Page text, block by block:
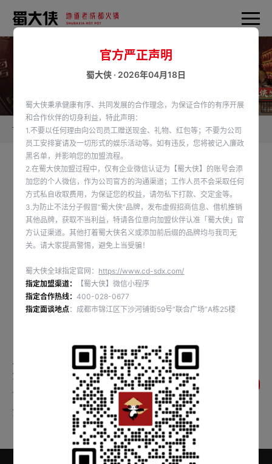
首页 蜀大侠新闻
👋你好！我是奥特曼！正在和敌人战斗，快没能量
了
发布时间：2024-10-22
正在和敌人战斗，快没能量了
🍲急需一顿火锅外卖补充碳水
胜利后，我请你来光之国做客
上一条：金秋新品，蜀大侠上新了一盘“黄
金”！
下一条：河北火锅店速回本技巧:门店运营的心
法
官方严正声明
蜀大侠 · 2026年04月18日
蜀大侠秉承健康有序、共同发展的合作理念，为保证合作的有序开展
和合作伙伴的切身利益，特此声明：
1.不要以任何理由向公司员工赠送现金、礼物、红包等；不要为公司
员工安排宴请及一切形式的娱乐活动等。如有违反，您将被记入廉政
黑名单，并影响您的加盟流程。
2.在蜀大侠加盟过程中，仅有企业微信认证为【蜀大侠】的账号会添
加您的个人微信，作为公司官方的沟通渠道；工作人员不会采取任何
方式私自收取费用，为保证您的权益，请勿私下打款、交定金等。
3.为防止不法分子假冒“蜀大侠”品牌，发布虚假招商信息、借机推销
其他品牌，获取不当利益，特请各位意向加盟伙伴认准「蜀大侠」官
方认证渠道。其他打着蜀大侠名义或添加前后缀的品牌均与我司无
关。请大家提高警惕，避免上当受骗！
蜀大侠全球指定官网： https://www.cd-sdx.com/
指定加盟渠道：
【蜀大侠】微信小程序
指定合作热线：400-028-0677
指定面谈地点 ：成都市锦江区下沙河铺街59号“联合广场”A栋25楼